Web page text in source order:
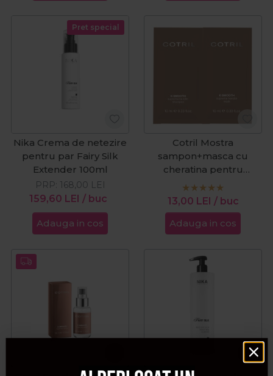
Pret special
Nika Crema de netezire
pentru par Fairy Silk
Extender 100ml
159,60 LEI / buc
PRP: 168,00 LEI
Adauga in cos
Cotril Mostra
sampon+masca cu
cheratina pentru
netezirea parului K-
Smooth Supreme
Keratin 20ml
13,00 LEI / buc
Adauga in cos